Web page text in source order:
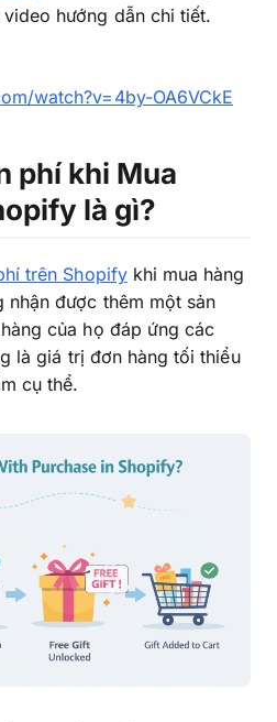
hướng dẫn chi tiết.
watch?v=4by-OA6VCkE
phí khi Mua
là gì?
trên Shopifykhi mua hàng
nhận được thêm một sản
của họ đáp ứng các
là giá trị đơn hàng tối thiểu
cụ thể.